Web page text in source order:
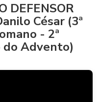
DEFENSOR
César (3ª
- 2ª
do Advento)